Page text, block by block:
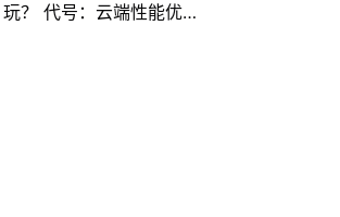
玩？ 代号：云端性能优